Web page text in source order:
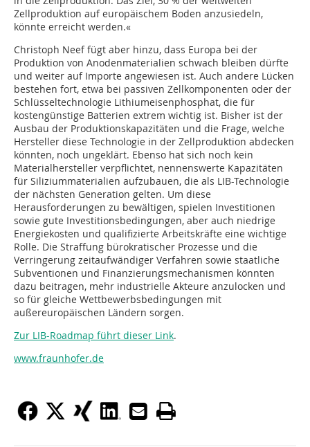
Zellproduktion auf europäischem Boden anzusiedeln,
könnte erreicht werden.«
Christoph Neef fügt aber hinzu, dass Europa bei der
Produktion von Anodenmaterialien schwach bleiben dürfte
und weiter auf Importe angewiesen ist. Auch andere Lücken
bestehen fort, etwa bei passiven Zellkomponenten oder der
Schlüsseltechnologie Lithiumeisenphosphat, die für
kostengünstige Batterien extrem wichtig ist. Bisher ist der
Ausbau der Produktionskapazitäten und die Frage, welche
Hersteller diese Technologie in der Zellproduktion abdecken
könnten, noch ungeklärt. Ebenso hat sich noch kein
Materialhersteller verpflichtet, nennenswerte Kapazitäten
für Siliziummaterialien aufzubauen, die als LIB-Technologie
der nächsten Generation gelten. Um diese
Herausforderungen zu bewältigen, spielen Investitionen
sowie gute Investitionsbedingungen, aber auch niedrige
Energiekosten und qualifizierte Arbeitskräfte eine wichtige
Rolle. Die Straffung bürokratischer Prozesse und die
Verringerung zeitaufwändiger Verfahren sowie staatliche
Subventionen und Finanzierungsmechanismen könnten
dazu beitragen, mehr industrielle Akteure anzulocken und
so für gleiche Wettbewerbsbedingungen mit
außereuropäischen Ländern sorgen.
Zur LIB-Roadmap führt dieser Link.
www.fraunhofer.de